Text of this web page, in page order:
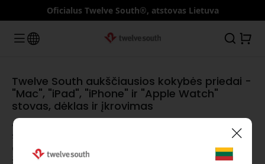
Oficialus Twelve South®, atstovas Lietuva
Twelve South aukščiausios kokybės priedai -
"Mac", "iPad", "iPhone" ir "Apple Watch"
stovas, dėklas ir įkrovimas
Atraskite apdovanojimus pelniusius "MacBook" stovus,
stilingus "iPhone" dėklus, lanksčius "iPad" stovus,
elegantiškas "Apple Watch" juosteles, galingus USB-C
šakotuvus ir greitus "Qi" įkroviklius, skirtus pagerinti
🎉 Jūsų nuolaidos kodas: